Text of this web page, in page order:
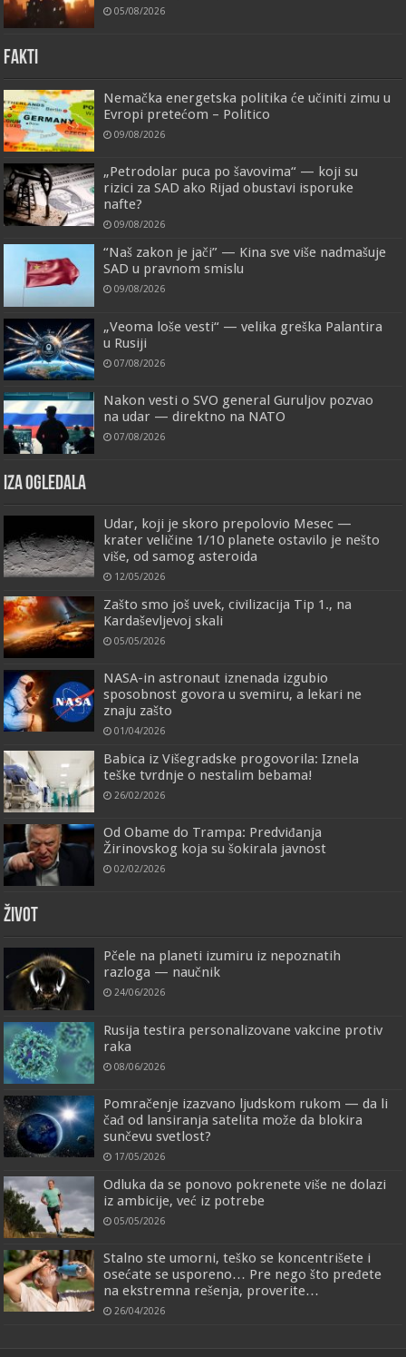
05/08/2026
FAKTI
Nemačka energetska politika će učiniti zimu u
Evropi pretećom – Politico
09/08/2026
„Petrodolar puca po šavovima“ — koji su
rizici za SAD ako Rijad obustavi isporuke
nafte?
09/08/2026
“Naš zakon je jači” — Kina sve više nadmašuje
SAD u pravnom smislu
09/08/2026
„Veoma loše vesti“ — velika greška Palantira
u Rusiji
07/08/2026
Nakon vesti o SVO general Guruljov pozvao
na udar — direktno na NATO
07/08/2026
IZA OGLEDALA
Udar, koji je skoro prepolovio Mesec —
krater veličine 1/10 planete ostavilo je nešto
više, od samog asteroida
12/05/2026
Zašto smo još uvek, civilizacija Tip 1., na
Kardaševljevoj skali
05/05/2026
NASA-in astronaut iznenada izgubio
sposobnost govora u svemiru, a lekari ne
znaju zašto
01/04/2026
Babica iz Višegradske progovorila: Iznela
teške tvrdnje o nestalim bebama!
26/02/2026
Od Obame do Trampa: Predviđanja
Žirinovskog koja su šokirala javnost
02/02/2026
ŽIVOT
Pčele na planeti izumiru iz nepoznatih
razloga — naučnik
24/06/2026
Rusija testira personalizovane vakcine protiv
raka
08/06/2026
Pomračenje izazvano ljudskom rukom — da li
čađ od lansiranja satelita može da blokira
sunčevu svetlost?
17/05/2026
Odluka da se ponovo pokrenete više ne dolazi
iz ambicije, već iz potrebe
05/05/2026
Stalno ste umorni, teško se koncentrišete i
osećate se usporeno… Pre nego što pređete
na ekstremna rešenja, proverite…
26/04/2026